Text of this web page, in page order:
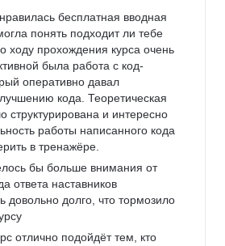
бесплатная вводная
понять подходит ли тебе
ходу прохождения курса очень
была работа с код-
оперативно давал
кода. Теоретическая
структурирована и интересно
работы написанного кода
в тренажёре.
бы больше внимания от
ответа наставников
довольно долго, что тормозило
отлично подойдёт тем, кто